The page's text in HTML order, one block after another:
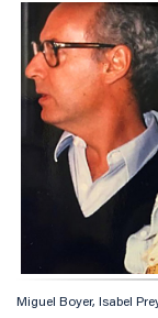
Miguel Boyer, Isabel